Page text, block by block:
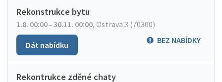
Rekonstrukce bytu
1.8. 00:00 - 30.11. 00:00, Ostrava 3 (70300)
BEZ NABÍDKY
Dát nabídku
Rekontrukce zděné chaty